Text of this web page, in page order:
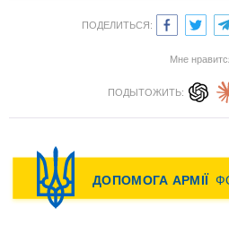
ПОДЕЛИТЬСЯ:
Мне
ПОДЫТОЖИТЬ: